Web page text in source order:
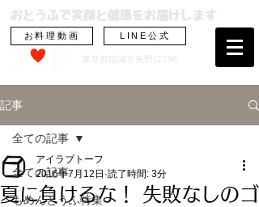
おとうふで笑顔と健康をお届けします
お料理動画 LINE公式
東京都稲城市矢野 口796
記事
全ての記事
もめんとうふ特集
全ての記事
夏に負けるな！ 失敗なしのゴ
アイラブトーフ
2016年7月12日 読了時間: 3分